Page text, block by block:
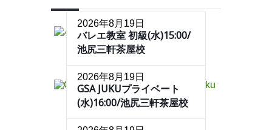
2026年8月19日
バレエ教室 初級(水)15:00/
池尻三軒茶屋校
2026年8月19日
GSA JUKUプライベート
(水)16:00/池尻三軒茶屋校